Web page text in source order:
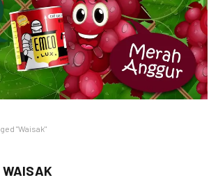
"Waisak"
WAISAK